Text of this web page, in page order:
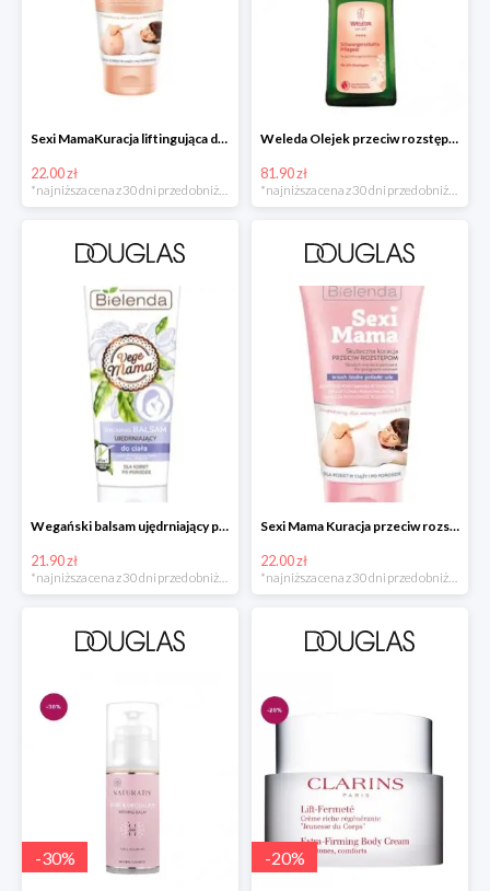
Sexi MamaKuracja liftingująca do biustu w super cenie
22.00 zł
*najniższa cena z 30 dni przed obniżką
Weleda Olejek przeciw rozstępom
81.90 zł
*najniższa cena z 30 dni przed obniżką
Wegański balsam ujędrniający po porodzie w super cenie
21.90 zł
*najniższa cena z 30 dni przed obniżką
Sexi Mama Kuracja przeciw rozstępom w super cenie
22.00 zł
*najniższa cena z 30 dni przed obniżką
-30% -20%